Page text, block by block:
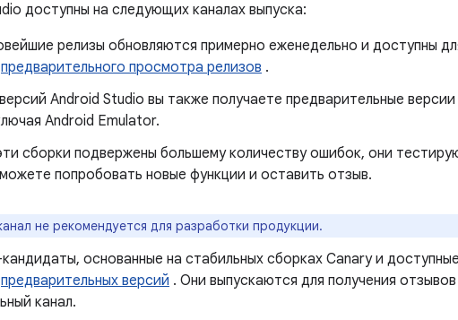
доступны на следующих каналах выпуска:
релизы обновляются примерно еженедельно и доступны
предварительного просмотра релизов .
Android Studio вы также получаете предварительные версии
Android Emulator.
сборки подвержены большему количеству ошибок, они
попробовать новые функции и оставить отзыв.
не рекомендуется для разработки продукции.
основанные на стабильных сборках Canary и
предварительных версий . Они выпускаются для получения
канал.